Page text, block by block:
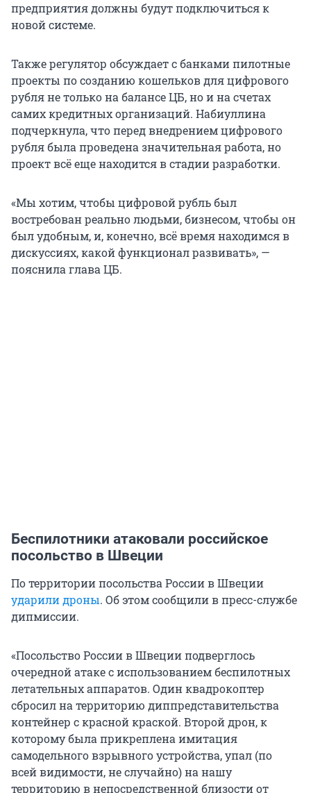
предприятия должны будут подключиться к
новой системе.
Также регулятор обсуждает с банками пилотные
проекты по созданию кошельков для цифрового
рубля не только на балансе ЦБ, но и на счетах
самих кредитных организаций. Набиуллина
подчеркнула, что перед внедрением цифрового
рубля была проведена значительная работа, но
проект всё еще находится в стадии разработки.
«Мы хотим, чтобы цифровой рубль был
востребован реально людьми, бизнесом, чтобы он
был удобным, и, конечно, всё время находимся в
дискуссиях, какой функционал развивать», —
пояснила глава ЦБ.
Беспилотники атаковали российское
посольство в Швеции
По территории посольства России в Швеции
ударили дроны. Об этом сообщили в пресс-службе
дипмиссии.
«Посольство России в Швеции подверглось
очередной атаке с использованием беспилотных
летательных аппаратов. Один квадрокоптер
сбросил на территорию диппредставительства
контейнер с красной краской. Второй дрон, к
которому была прикреплена имитация
самодельного взрывного устройства, упал (по
всей видимости, не случайно) на нашу
территорию в непосредственной близости от